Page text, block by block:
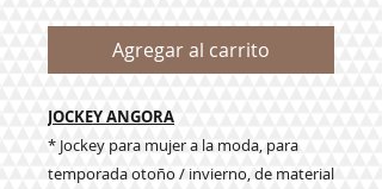
Agregar al carrito
JOCKEY ANGORA
* Jockey para mujer a la moda, para
temporada otoño / invierno, de material